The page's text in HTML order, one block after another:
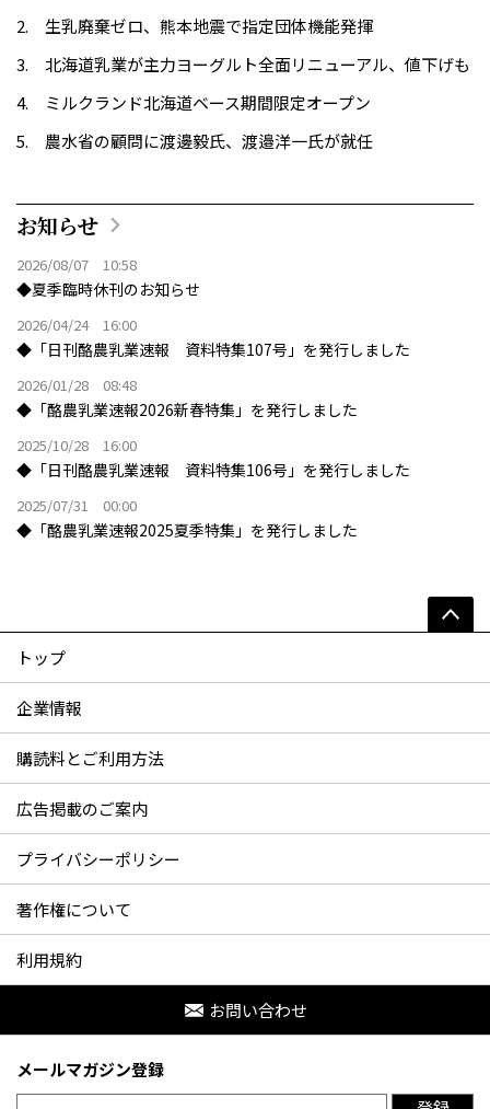
生乳廃棄ゼロ、熊本地震で指定団体機能発揮
北海道乳業が主力ヨーグルト全面リニューアル、値下げも
ミルクランド北海道ベース期間限定オープン
農水省の顧問に渡邊毅氏、渡邉洋一氏が就任
お知らせ
2026/08/07 10:58
◆夏季臨時休刊のお知らせ
2026/04/24 16:00
◆「日刊酪農乳業速報 資料特集107号」を発行しました
2026/01/28 08:48
◆「酪農乳業速報2026新春特集」を発行しました
2025/10/28 16:00
◆「日刊酪農乳業速報 資料特集106号」を発行しました
2025/07/31 00:00
◆「酪農乳業速報2025夏季特集」を発行しました
トップ
企業情報
購読料とご利用方法
広告掲載のご案内
プライバシーポリシー
著作権について
利用規約
お問い合わせ
メールマガジン登録